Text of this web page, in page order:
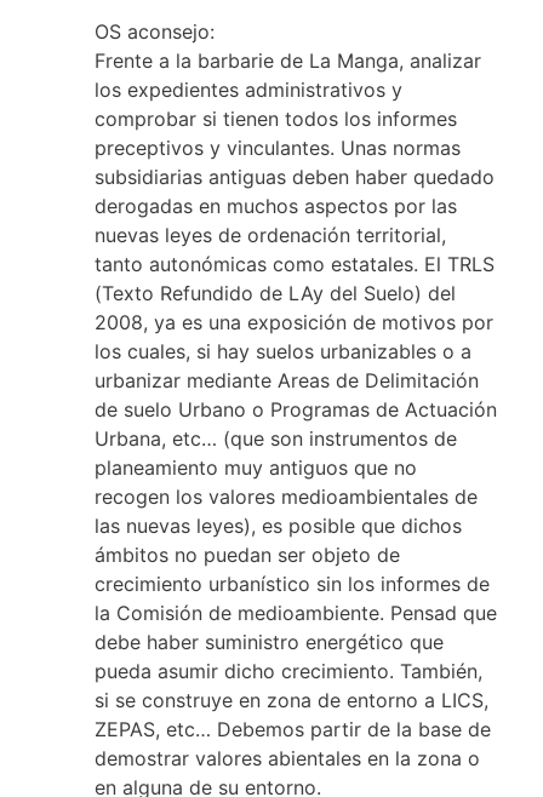
OS aconsejo:
Frente a la barbarie de La Manga, analizar
los expedientes administrativos y
comprobar si tienen todos los informes
preceptivos y vinculantes. Unas normas
subsidiarias antiguas deben haber quedado
derogadas en muchos aspectos por las
nuevas leyes de ordenación territorial,
tanto autonómicas como estatales. El TRLS
(Texto Refundido de LAy del Suelo) del
2008, ya es una exposición de motivos por
los cuales, si hay suelos urbanizables o a
urbanizar mediante Areas de Delimitación
de suelo Urbano o Programas de Actuación
Urbana, etc… (que son instrumentos de
planeamiento muy antiguos que no
recogen los valores medioambientales de
las nuevas leyes), es posible que dichos
ámbitos no puedan ser objeto de
crecimiento urbanístico sin los informes de
la Comisión de medioambiente. Pensad que
debe haber suministro energético que
pueda asumir dicho crecimiento. También,
si se construye en zona de entorno a LICS,
ZEPAS, etc… Debemos partir de la base de
demostrar valores abientales en la zona o
en alguna de su entorno.